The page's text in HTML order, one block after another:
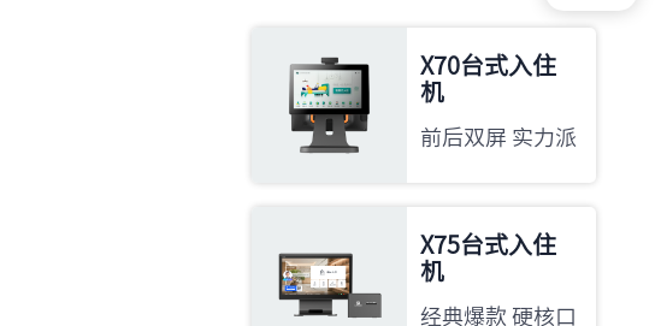
X70台式入住
机
前后双屏 实力派
X75台式入住
机
经典爆款 硬核口